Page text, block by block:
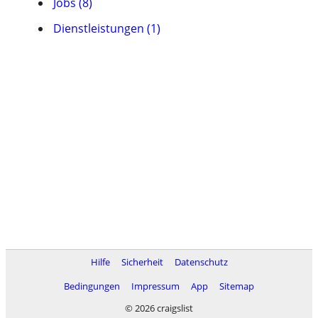
Dienstleistungen (1)
Hilfe Sicherheit
Datenschutz
Bedingungen
Impressum App
Sitemap
© 2026 craigslist